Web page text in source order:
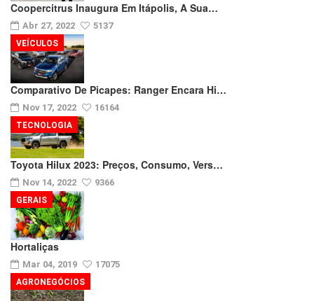
Coopercitrus Inaugura Em Itápolis, A Sua…
Abr 27, 2022 5137
Comparativo De Picapes: Ranger Encara Hi…
Nov 17, 2022 16164
VEÍCULOS
Toyota Hilux 2023: Preços, Consumo, Vers…
Nov 14, 2022 9366
TECNOLOGIA
Hortaliças
Mar 04, 2019 17075
GERAIS
AGRONEGÓCIOS